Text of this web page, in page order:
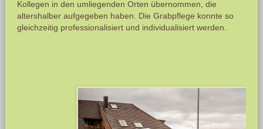
Kollegen in den umliegenden Orten übernommen, die
altershalber aufgegeben haben. Die Grabpflege konnte so
gleichzeitig professionalisiert und individualisiert werden.